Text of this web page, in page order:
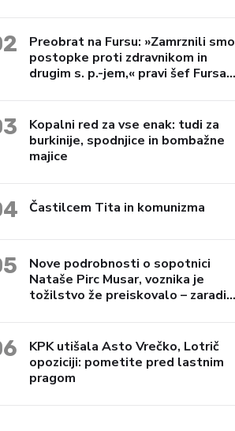
Preobrat na Fursu: »Zamrznili smo
postopke proti zdravnikom in
drugim s. p.-jem,« pravi šef Fursa
Kopalni red za vse enak: tudi za
burkinije, spodnjice in bombažne
majice
Častilcem Tita in komunizma
Nove podrobnosti o sopotnici
Nataše Pirc Musar, voznika je
tožilstvo že preiskovalo – zaradi
KPK utišala Asto Vrečko, Lotrič
opoziciji: pometite pred lastnim
pragom